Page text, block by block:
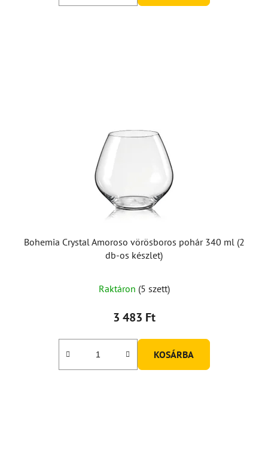
Bohemia Crystal Amoroso vörösboros pohár 340 ml (2
db-os készlet)
Raktáron (5 szett)
3 483 Ft
KOSÁRBA